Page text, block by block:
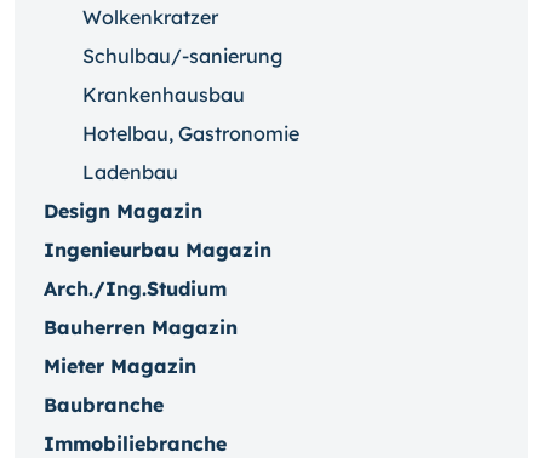
Wolkenkratzer
Schulbau/-sanierung
Krankenhausbau
Hotelbau, Gastronomie
Ladenbau
Design Magazin
Ingenieurbau Magazin
Arch./Ing.Studium
Bauherren Magazin
Mieter Magazin
Baubranche
Immobiliebranche